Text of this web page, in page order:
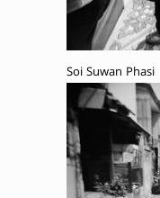
Soi Suwan Phasi